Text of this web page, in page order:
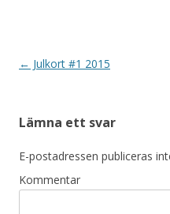
Inläggsnavigering
← Julkort #1 2015
Lämna ett svar
E-postadressen publiceras
Kommentar